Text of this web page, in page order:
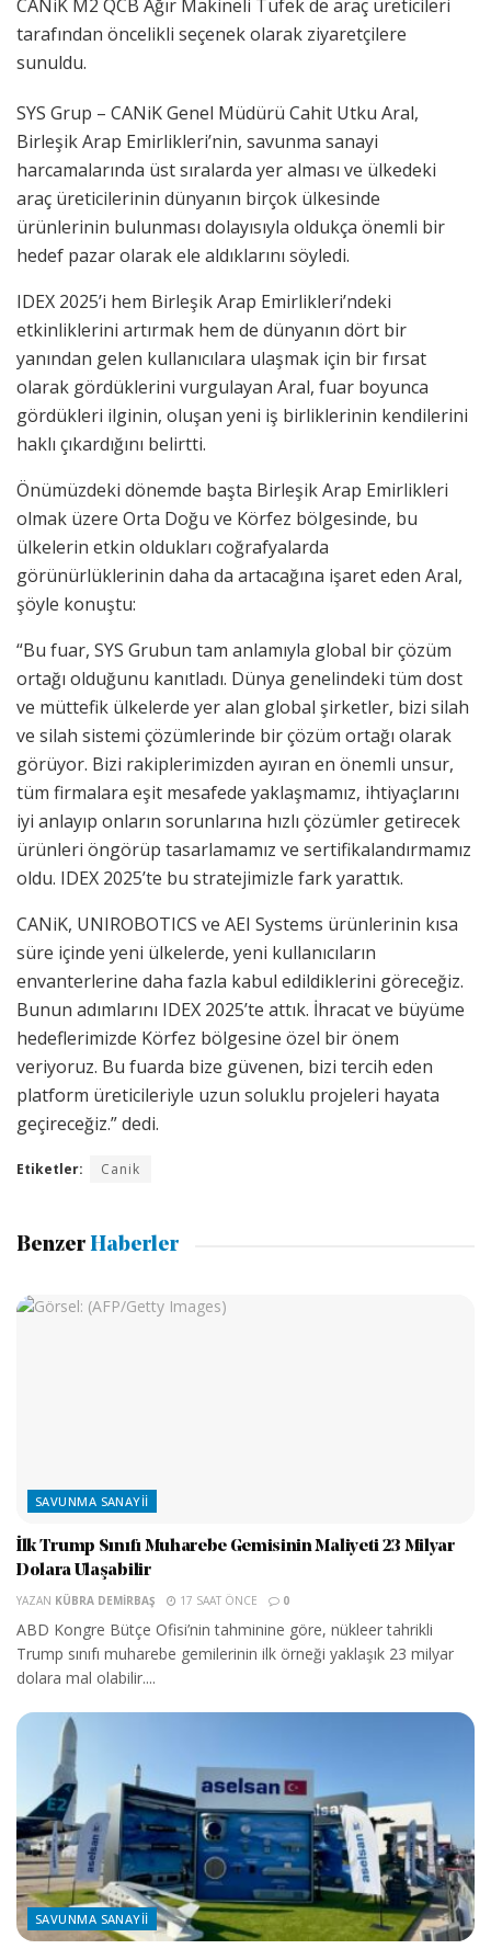
CANiK M2 QCB Ağır Makineli Tüfek de araç üreticileri
tarafından öncelikli seçenek olarak ziyaretçilere
sunuldu.
SYS Grup – CANiK Genel Müdürü Cahit Utku Aral,
Birleşik Arap Emirlikleri’nin, savunma sanayi
harcamalarında üst sıralarda yer alması ve ülkedeki
araç üreticilerinin dünyanın birçok ülkesinde
ürünlerinin bulunması dolayısıyla oldukça önemli bir
hedef pazar olarak ele aldıklarını söyledi.
IDEX 2025’i hem Birleşik Arap Emirlikleri’ndeki
etkinliklerini artırmak hem de dünyanın dört bir
yanından gelen kullanıcılara ulaşmak için bir fırsat
olarak gördüklerini vurgulayan Aral, fuar boyunca
gördükleri ilginin, oluşan yeni iş birliklerinin kendilerini
haklı çıkardığını belirtti.
Önümüzdeki dönemde başta Birleşik Arap Emirlikleri
olmak üzere Orta Doğu ve Körfez bölgesinde, bu
ülkelerin etkin oldukları coğrafyalarda
görünürlüklerinin daha da artacağına işaret eden Aral,
şöyle konuştu:
“Bu fuar, SYS Grubun tam anlamıyla global bir çözüm
ortağı olduğunu kanıtladı. Dünya genelindeki tüm dost
ve müttefik ülkelerde yer alan global şirketler, bizi silah
ve silah sistemi çözümlerinde bir çözüm ortağı olarak
görüyor. Bizi rakiplerimizden ayıran en önemli unsur,
tüm firmalara eşit mesafede yaklaşmamız, ihtiyaçlarını
iyi anlayıp onların sorunlarına hızlı çözümler getirecek
ürünleri öngörüp tasarlamamız ve sertifikalandırmamız
oldu. IDEX 2025’te bu stratejimizle fark yarattık.
CANiK, UNIROBOTICS ve AEI Systems ürünlerinin kısa
süre içinde yeni ülkelerde, yeni kullanıcıların
envanterlerine daha fazla kabul edildiklerini göreceğiz.
Bunun adımlarını IDEX 2025’te attık. İhracat ve büyüme
hedeflerimizde Körfez bölgesine özel bir önem
veriyoruz. Bu fuarda bize güvenen, bizi tercih eden
platform üreticileriyle uzun soluklu projeleri hayata
geçireceğiz.” dedi.
Etiketler: Canik
Benzer Haberler
SAVUNMA SANAYII
İlk Trump Sınıfı Muharebe Gemisinin Maliyeti 23 Milyar
Dolara Ulaşabilir
YAZAN KÜBRA DEMIRBAŞ 17 SAAT ÖNCE 0
ABD Kongre Bütçe Ofisi’nin tahminine göre, nükleer tahrikli
Trump sınıfı muharebe gemilerinin ilk örneği yaklaşık 23 milyar
dolara mal olabilir....
SAVUNMA SANAYII